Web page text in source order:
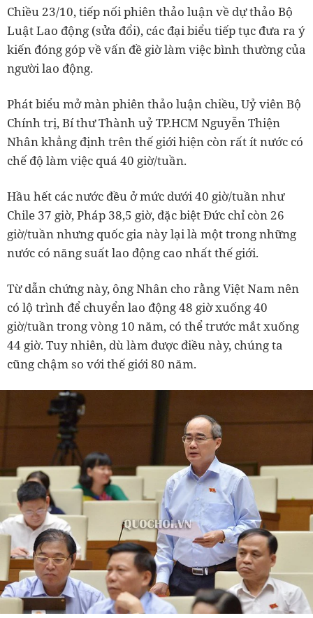
Chiều 23/10, tiếp nối phiên thảo luận về dự thảo Bộ
Luật Lao động (sửa đổi), các đại biểu tiếp tục đưa ra ý
kiến đóng góp về vấn đề giờ làm việc bình thường của
người lao động.
Phát biểu mở màn phiên thảo luận chiều, Uỷ viên Bộ
Chính trị, Bí thư Thành uỷ TP.HCM Nguyễn Thiện
Nhân khẳng định trên thế giới hiện còn rất ít nước có
chế độ làm việc quá 40 giờ/tuần.
Hầu hết các nước đều ở mức dưới 40 giờ/tuần như
Chile 37 giờ, Pháp 38,5 giờ, đặc biệt Đức chỉ còn 26
giờ/tuần nhưng quốc gia này lại là một trong những
nước có năng suất lao động cao nhất thế giới.
Từ dẫn chứng này, ông Nhân cho rằng Việt Nam nên
có lộ trình để chuyển lao động 48 giờ xuống 40
giờ/tuần trong vòng 10 năm, có thể trước mắt xuống
44 giờ. Tuy nhiên, dù làm được điều này, chúng ta
cũng chậm so với thế giới 80 năm.